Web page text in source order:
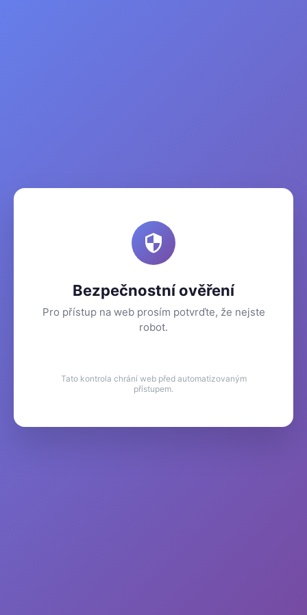
Bezpečnostní ověření
Pro přístup na web prosím potvrďte, že nejste
robot.
Tato kontrola chrání web před automatizovaným
přístupem.